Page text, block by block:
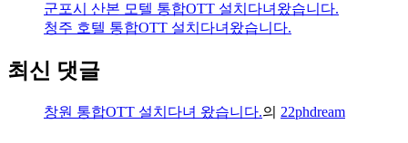
군포시 산본 모텔 통합OTT 설치다녀왔습니다.
청주 호텔 통합OTT 설치다녀왔습니다.
최신 댓글
창원 통합OTT 설치다녀 왔습니다.의 22phdream